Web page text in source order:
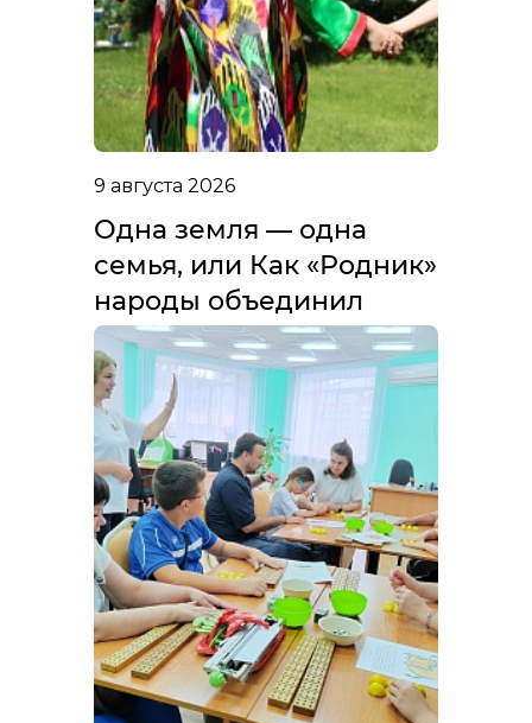
9 августа 2026
Одна земля — одна
семья, или Как «Родник»
народы объединил